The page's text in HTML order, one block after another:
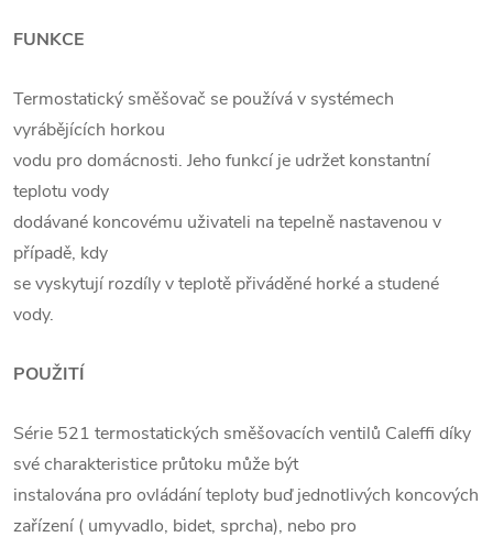
FUNKCE
Termostatický směšovač se používá v systémech
vyrábějících horkou
vodu pro domácnosti. Jeho funkcí je udržet konstantní
teplotu vody
dodávané koncovému uživateli na tepelně nastavenou v
případě, kdy
se vyskytují rozdíly v teplotě přiváděné horké a studené
vody.
POUŽITÍ
Série 521 termostatických směšovacích ventilů Caleffi díky
své charakteristice průtoku může být
instalována pro ovládání teploty buď jednotlivých koncových
zařízení ( umyvadlo, bidet, sprcha), nebo pro